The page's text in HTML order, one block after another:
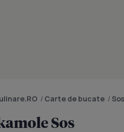
/ Carte de bucate /
Sos